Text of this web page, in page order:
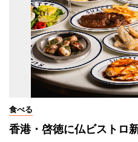
食べる
香港・啓徳に仏ビストロ